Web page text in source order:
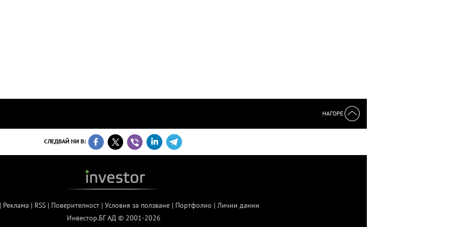
НАГОРЕ
СЛЕДВАЙ НИ В:
| Реклама | RSS| Поверителност| Условия за ползване| Портфолио | Лични данни
Инвестор.БГ АД © 2001-2026